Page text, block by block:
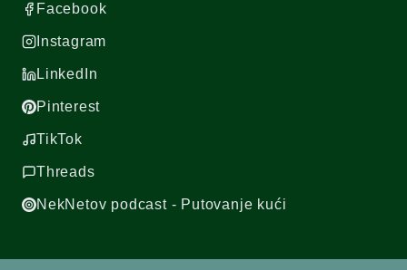
Facebook
Instagram
LinkedIn
Pinterest
TikTok
Threads
NekNetov podcast - Putovanje kući